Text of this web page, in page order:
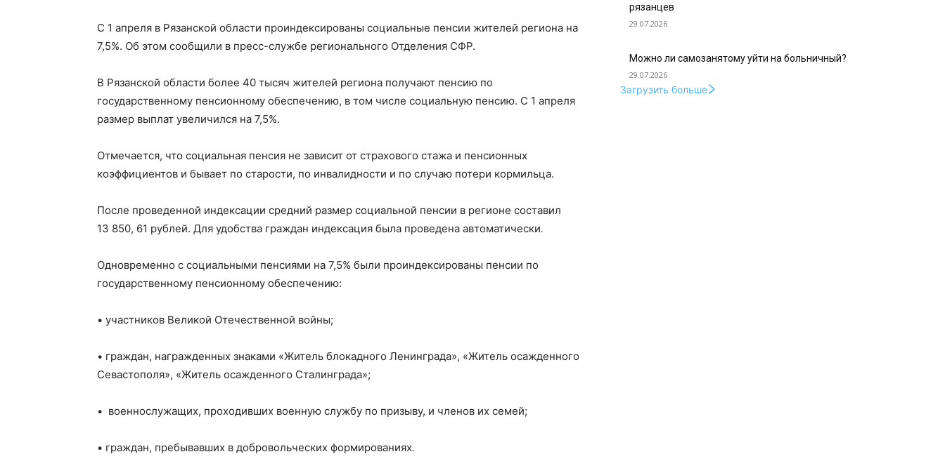
С 1 апреля в Рязанской области проиндексированы социальные пенсии жителей региона на
7,5%. Об этом сообщили в пресс-службе регионального Отделения СФР.
В Рязанской области более 40 тысяч жителей региона получают пенсию по
государственному пенсионному обеспечению, в том числе социальную пенсию. С 1 апреля
размер выплат увеличился на 7,5%.
Отмечается, что социальная пенсия не зависит от страхового стажа и пенсионных
коэффициентов и бывает по старости, по инвалидности и по случаю потери кормильца.
После проведенной индексации средний размер социальной пенсии в регионе составил
13 850, 61 рублей. Для удобства граждан индексация была проведена автоматически.
Одновременно с социальными пенсиями на 7,5% были проиндексированы пенсии по
государственному пенсионному обеспечению:
• участников Великой Отечественной войны;
• граждан, награжденных знаками «Житель блокадного Ленинграда», «Житель осажденного
Севастополя», «Житель осажденного Сталинграда»;
• военнослужащих, проходивших военную службу по призыву, и членов их семей;
• граждан, пребывавших в добровольческих формированиях.
рязанцев
29.07.2026
Можно ли самозанятому уйти на больничный?
29.07.2026
Загрузить больше